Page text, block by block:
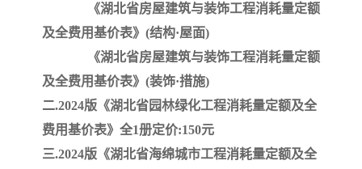
《湖北省房屋建筑与装饰工程消耗量定额
及全费用基价表》(结构·屋面)
《湖北省房屋建筑与装饰工程消耗量定额
及全费用基价表》(装饰·措施)
二.2024版《湖北省园林绿化工程消耗量定额及全
费用基价表》全1册定价:150元
三.2024版《湖北省海绵城市工程消耗量定额及全
*考军校教材 黑龙江建设工程计价定额
依据
海南省建设工程预算定额 浙江省建设工程预算定额
电力工程预算概算定额 重庆市建设工程计价定额
江苏省建设工程计价定额 深圳市建设工程消耗量定